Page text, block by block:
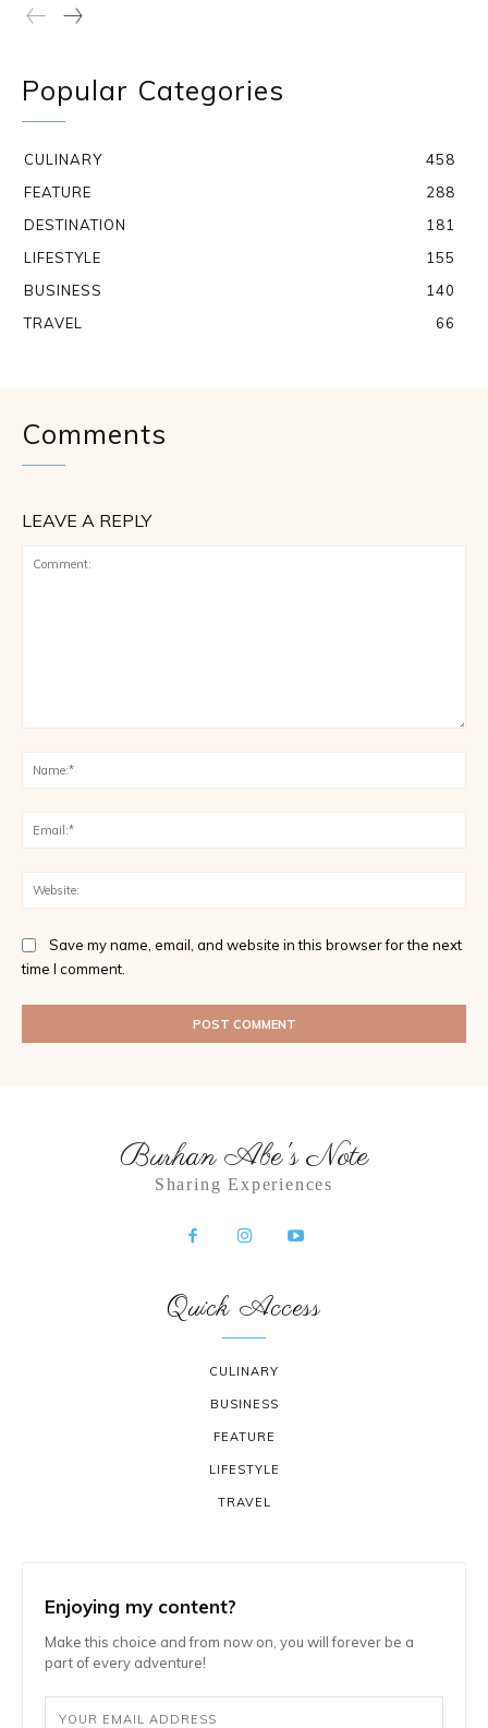
Popular Categories
CULINARY
458
FEATURE
288
DESTINATION
181
LIFESTYLE
155
BUSINESS
140
TRAVEL
66
Comments
LEAVE A REPLY
Save my name, email, and website in this browser for the next
time I comment.
Burhan Abe's Note
Sharing Experiences
Quick Access
CULINARY
BUSINESS
FEATURE
LIFESTYLE
TRAVEL
Enjoying my content?
Make this choice and from now on, you will forever be a
part of every adventure!